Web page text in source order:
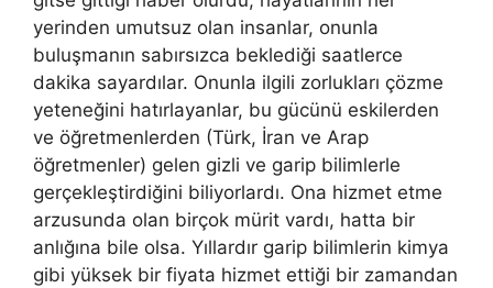
yerinden umutsuz olan insanlar, onunla
buluşmanın sabırsızca beklediği saatlerce
dakika sayardılar. Onunla ilgili zorlukları çözme
yeteneğini hatırlayanlar, bu gücünü eskilerden
ve öğretmenlerden (Türk, İran ve Arap
öğretmenler) gelen gizli ve garip bilimlerle
gerçekleştirdiğini biliyorlardı. Ona hizmet etme
arzusunda olan birçok mürit vardı, hatta bir
anlığına bile olsa. Yıllardır garip bilimlerin kimya
gibi yüksek bir fiyata hizmet ettiği bir zamandan